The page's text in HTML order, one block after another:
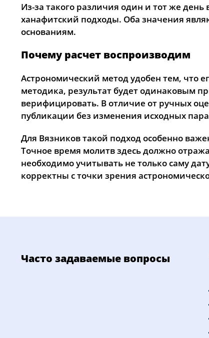
Из-за такого различия один и тот же
ханафитский подходы. Оба значения
основаниям.
Почему расчет воспроизводим
Астрономический метод удобен тем, что
методика, результат будет одинаковым
верифицировать. В отличие от ручных
публикации без изменения исходных
Для Вязников такой подход особенно
Точное время молитв здесь должно
необходимо учитывать не только саму
корректны с точки зрения
Часто задаваемые вопросы